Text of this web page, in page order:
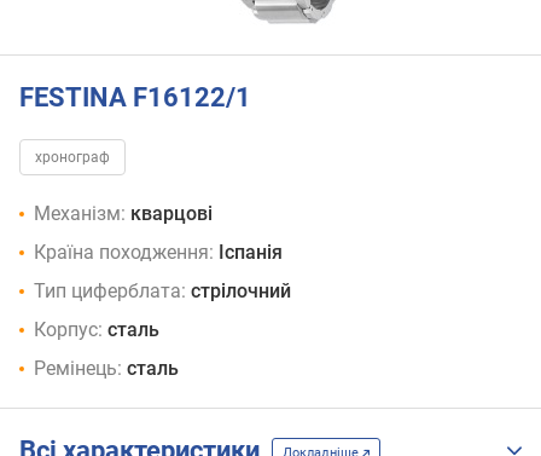
FESTINA F16122/1
хронограф
Механізм: кварцові
Країна походження: Іспанія
Тип циферблата: стрілочний
Корпус: сталь
Ремінець: сталь
Докладніше